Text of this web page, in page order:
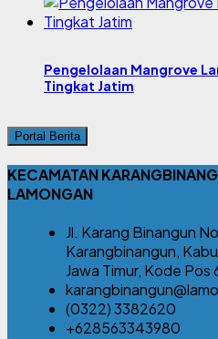
Pengelolaan Mangrove
Tingkat Jatim
Portal Berita
KECAMATAN
LAMONGAN
Jl. Karang Binangun
Karangbinangun,
Jawa Timur, Kode Pos
(0322) 3382620
+628563343980